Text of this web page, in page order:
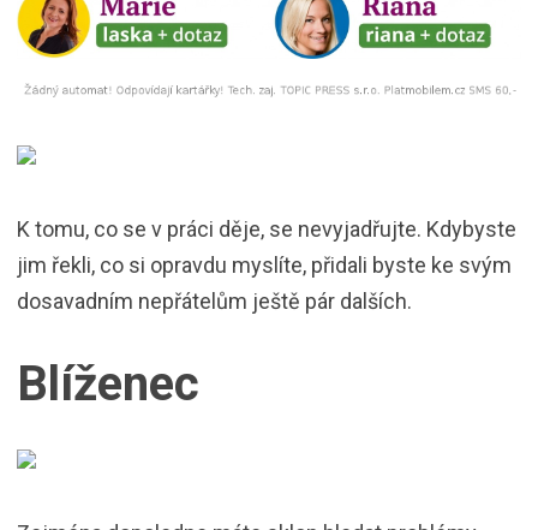
K tomu, co se v práci děje, se nevyjadřujte. Kdybyste
jim řekli, co si opravdu myslíte, přidali byste ke svým
dosavadním nepřátelům ještě pár dalších.
Blíženec